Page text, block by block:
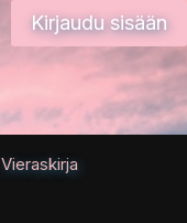
Kirjaudu sisään
Vieraskirja